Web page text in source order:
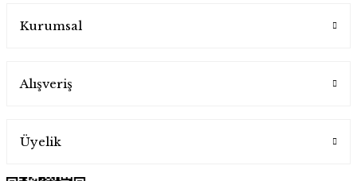
Kurumsal
Alışveriş
Üyelik